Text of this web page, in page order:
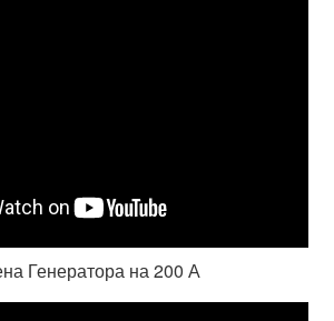
Генератора на 200 А